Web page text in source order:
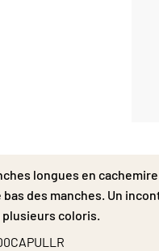
longues en
bas des manches. Un
plusieurs coloris.